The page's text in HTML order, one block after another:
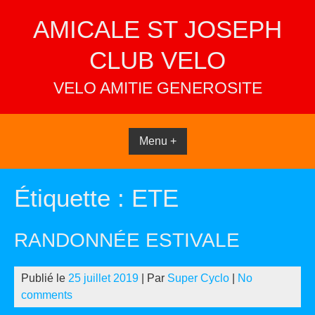
contentAMICALE ST JOSEPH
CLUB VELO
VELO AMITIE GENEROSITE
Menu +
Étiquette : ETE
RANDONNÉE ESTIVALE
Publié le 25 juillet 2019 | Par Super Cyclo
No
comments